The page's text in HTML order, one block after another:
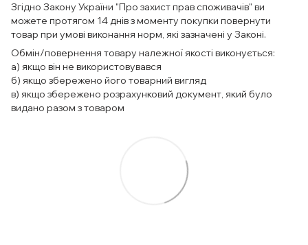
Згідно Закону України "Про захист прав споживачів" ви
можете протягом 14 днів з моменту покупки повернути
товар при умові виконання норм, які зазначені у Законі.
Обмін/повернення товару належної якості виконується:
а) якщо він не використовувався
б) якщо збережено його товарний вигляд
в) якщо збережено розрахунковий документ, який було
видано разом з товаром